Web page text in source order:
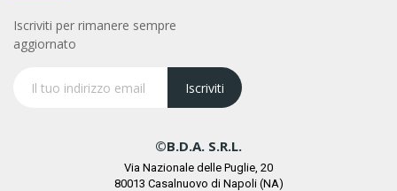
Iscriviti per rimanere sempre
aggiornato
Iscriviti
©B.D.A. S.r.l.
Via Nazionale delle Puglie, 20
80013 Casalnuovo di Napoli (NA)